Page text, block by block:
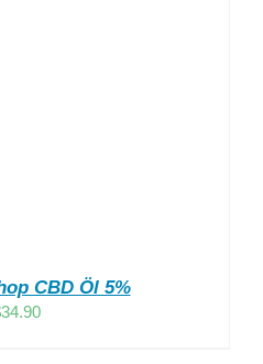
CBD Öl 5%
34.90